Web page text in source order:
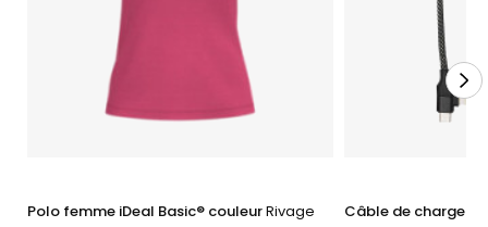
Polo femme iDeal Basic® couleurRivage
Câble de charge